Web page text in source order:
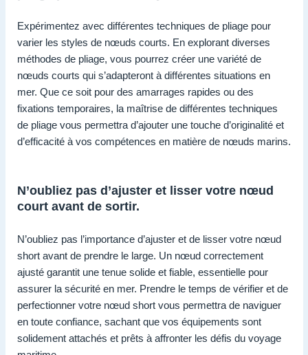
Expérimentez avec différentes techniques de pliage pour
varier les styles de nœuds courts. En explorant diverses
méthodes de pliage, vous pourrez créer une variété de
nœuds courts qui s’adapteront à différentes situations en
mer. Que ce soit pour des amarrages rapides ou des
fixations temporaires, la maîtrise de différentes techniques
de pliage vous permettra d’ajouter une touche d’originalité et
d’efficacité à vos compétences en matière de nœuds marins.
N’oubliez pas d’ajuster et lisser votre nœud
court avant de sortir.
N’oubliez pas l’importance d’ajuster et de lisser votre nœud
short avant de prendre le large. Un nœud correctement
ajusté garantit une tenue solide et fiable, essentielle pour
assurer la sécurité en mer. Prendre le temps de vérifier et de
perfectionner votre nœud short vous permettra de naviguer
en toute confiance, sachant que vos équipements sont
solidement attachés et prêts à affronter les défis du voyage